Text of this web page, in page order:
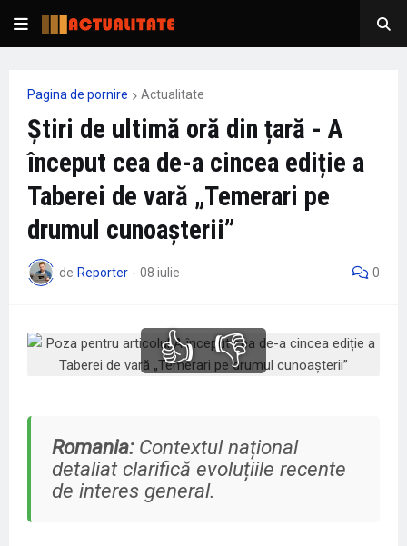
Pagina de pornire Actualitate
Știri de ultimă oră din țară - A
început cea de-a cincea ediție a
Taberei de vară „Temerari pe
drumul cunoașterii”
de Reporter - 08 iulie 0
👍 👎
Romania:Contextul național
detaliat clarifică evoluțiile recente
de interes general.